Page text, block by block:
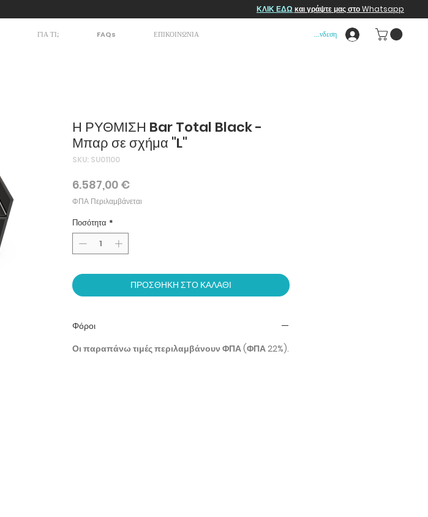
ΚΛΙΚ ΕΔΩκαι γράψτε μας στο Whatsapp
ΓΙΑ ΤΙ; FAQs ΕΠΙΚΟΙΝΩΝΙΑ Σύνδεση
Η ΡΥΘΜΙΣΗ Bar Total Black -
Μπαρ σε σχήμα "L"
SKU: SU01100
6.587,00 €Τιμή
ΦΠΑ Περιλαμβάνεται
Ποσότητα *
ΠΡΟΣΘΗΚΗ ΣΤΟ ΚΑΛΑΘΙ
Φόροι
Οι παραπάνω τιμές περιλαμβάνουν ΦΠΑ (ΦΠΑ 22%).